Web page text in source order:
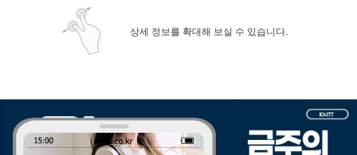
상세 정보를 확대해 보실 수 있습니다.